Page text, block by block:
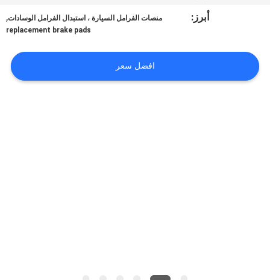
اقتباس
خريطة
أبرز: منصات الفرامل السيارة ، استبدال الفرامل الوسادات,
replacement brake pads
افضل سعر